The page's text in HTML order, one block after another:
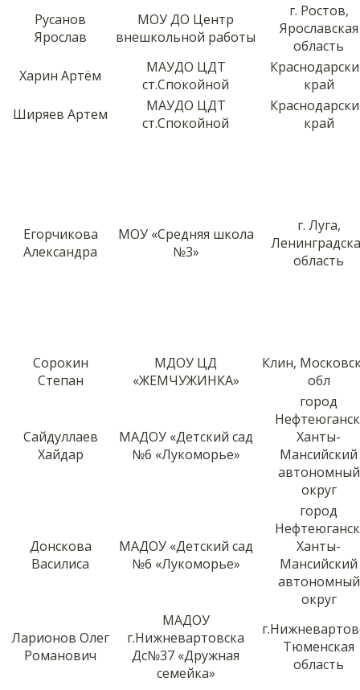
Русанов
Ярослав
МОУ ДО Центр
внешкольной работы
г. Ростов,
Ярославская
область
Харин Артём
МАУДО ЦДТ
ст.Спокойной
край
Ширяев Артем
МАУДО ЦДТ
ст.Спокойной
край
Егорчикова
Александра
МОУ «Средняя школа
№3»
г. Луга,
область
Сорокин
Степан
МДОУ ЦД
«ЖЕМЧУЖИНКА»
Клин,
обл
Сайдуллаев
Хайдар
МАДОУ «Детский сад
№6 «Лукоморье»
город
Ханты-
Мансийский
автономный
округ
Донскова
Василиса
МАДОУ «Детский сад
№6 «Лукоморье»
город
Ханты-
Мансийский
автономный
округ
Ларионов Олег
Романович
МАДОУ
г.Нижневартовска
Дс№37 «Дружная
семейка»
Тюменская
область